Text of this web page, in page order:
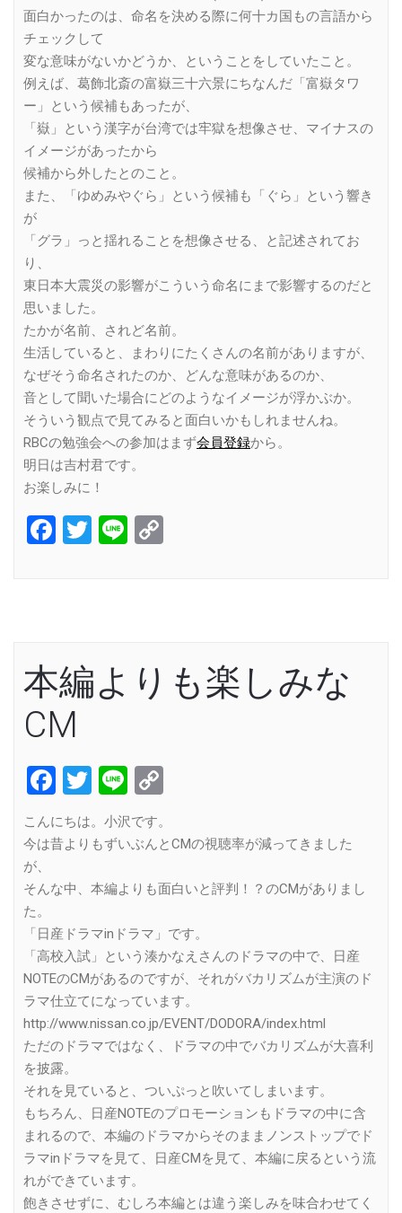
面白かったのは、命名を決める際に何十カ国もの言語から
チェックして
変な意味がないかどうか、ということをしていたこと。
例えば、葛飾北斎の富嶽三十六景にちなんだ「富嶽タワ
ー」という候補もあったが、
「嶽」という漢字が台湾では牢獄を想像させ、マイナスの
イメージがあったから
候補から外したとのこと。
また、「ゆめみやぐら」という候補も「ぐら」という響き
が
「グラ」っと揺れることを想像させる、と記述されてお
り、
東日本大震災の影響がこういう命名にまで影響するのだと
思いました。
たかが名前、されど名前。
生活していると、まわりにたくさんの名前がありますが、
なぜそう命名されたのか、どんな意味があるのか、
音として聞いた場合にどのようなイメージが浮かぶか。
そういう観点で見てみると面白いかもしれませんね。
RBCの勉強会への参加はまず会員登録から。
明日は吉村君です。
お楽しみに！
Facebook
Twitter
Line
本編よりも楽しみな
CM
Facebook
Twitter
Line
こんにちは。小沢です。
今は昔よりもずいぶんとCMの視聴率が減ってきました
が、
そんな中、本編よりも面白いと評判！？のCMがありまし
た。
「日産ドラマinドラマ」です。
「高校入試」という湊かなえさんのドラマの中で、日産
NOTEのCMがあるのですが、それがバカリズムが主演のド
ラマ仕立てになっています。
http://www.nissan.co.jp/EVENT/DODORA/index.html
ただのドラマではなく、ドラマの中でバカリズムが大喜利
を披露。
それを見ていると、ついぷっと吹いてしまいます。
もちろん、日産NOTEのプロモーションもドラマの中に含
まれるので、本編のドラマからそのままノンストップでド
ラマinドラマを見て、日産CMを見て、本編に戻るという流
れができています。
飽きさせずに、むしろ本編とは違う楽しみを味合わせてく